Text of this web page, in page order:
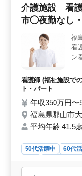
人です。 ＜経験
施工管理技士や技
務経験があれば、
資格取得支援制度
アップします。
富な中高年も多数
ップを全面的にサ
500万円から700万
待できます。安定
安心して働ける職
介護施設 看護
市◯夜勤なし・
福
看
ン
ッ
会
能
で
ま
看護師 (福祉施設で
ト・パート
年収350万円
福島県郡山市
平均年齢 41.5
50代活躍中 60代